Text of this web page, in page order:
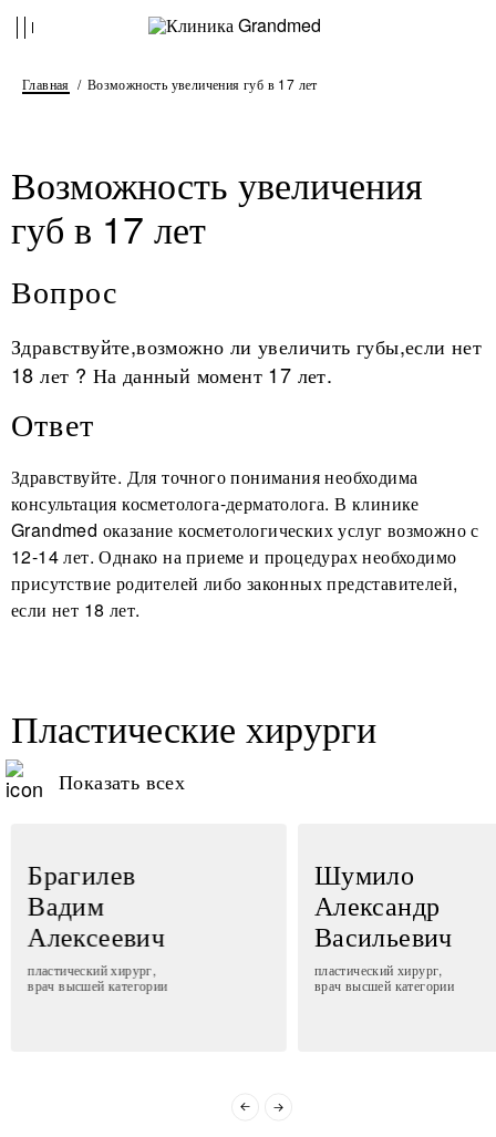
Главная Возможность увеличения губ в 17 лет
Возможность увеличения
губ в 17 лет
Вопрос
Здравствуйте,возможно ли увеличить губы,если нет
18 лет ? На данный момент 17 лет.
Ответ
Здравствуйте. Для точного понимания необходима
консультация косметолога-дерматолога. В клинике
Grandmed оказание косметологических услуг возможно с
12-14 лет. Однако на приеме и процедурах необходимо
присутствие родителей либо законных представителей,
если нет 18 лет.
Пластические хирурги
Показать всех
Брагилев
Вадим
Алексеевич
пластический хирург,
врач высшей категории
Шумило
Александр
Васильевич
пластический хирург,
врач высшей категории